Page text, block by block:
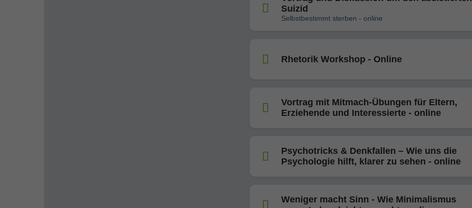
Suizid
Selbstbestimmt sterben - online
Rhetorik Workshop - Online
Vortrag mit Mitmach-Übungen für Eltern,
Erziehende und Interessierte - online
Psychotricks & Denkfallen – Wie uns die
Psychologie hilft, klarer zu sehen - online
Weniger macht Sinn - Wie Minimalismus